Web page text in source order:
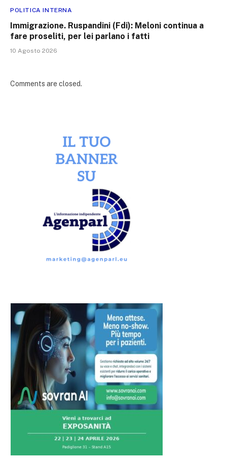
POLITICA INTERNA
Immigrazione. Ruspandini (Fdi): Meloni continua a
fare proseliti, per lei parlano i fatti
10 Agosto 2026
Comments are closed.